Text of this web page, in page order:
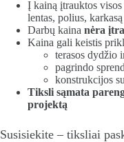
Į kainą įtrauktos
lentas, polius,
Darbų kaina nėra
Kaina gali keistis
terasos dydžio
pagrindo
konstrukcijos
Tiksli sąmata
projektą
Susisiekite – tiksliai